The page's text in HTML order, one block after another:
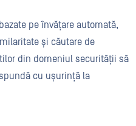
pe învățare automată,
și căutare de
din domeniul securității să
cu ușurință la